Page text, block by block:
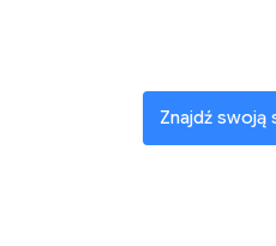
Znajdź swoją